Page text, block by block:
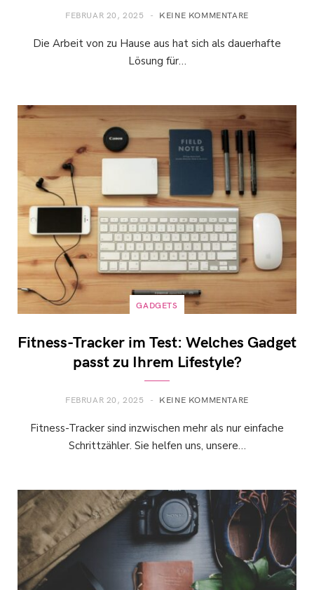
FEBRUAR 20, 2025 KEINE KOMMENTARE
Die Arbeit von zu Hause aus hat sich als dauerhafte
Lösung für…
GADGETS
Fitness-Tracker im Test: Welches Gadget
passt zu Ihrem Lifestyle?
FEBRUAR 20, 2025 KEINE KOMMENTARE
Fitness-Tracker sind inzwischen mehr als nur einfache
Schrittzähler. Sie helfen uns, unsere…